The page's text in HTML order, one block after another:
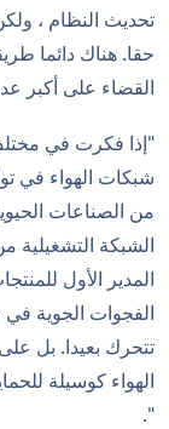
تحديث النظام ،
حقا. هناك دائما
القضاء على أكبر
"إذا فكرت في مختلف
شبكات الهواء في
الشبكة التشغيلية
الفجوات الجوية
تتحرك بعيدا. بل
الهواء كوسيلة
".